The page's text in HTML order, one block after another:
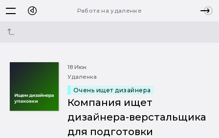
Работа на удаленке
18 Июн
Удаленка
Очень ищет дизайнера
Компания ищет
дизайнера-верстальщика
для подготовки